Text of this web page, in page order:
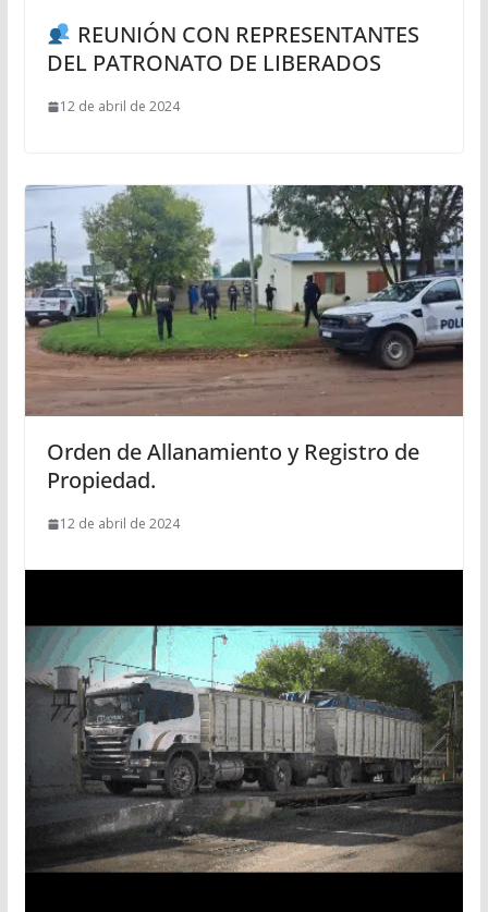
REUNIÓN CON REPRESENTANTES
DEL PATRONATO DE LIBERADOS
12 de abril de 2024
Orden de Allanamiento y Registro de
Propiedad.
12 de abril de 2024